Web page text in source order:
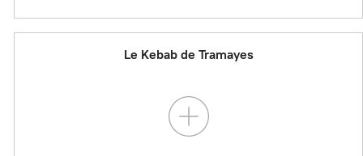
Le Kebab de Tramayes